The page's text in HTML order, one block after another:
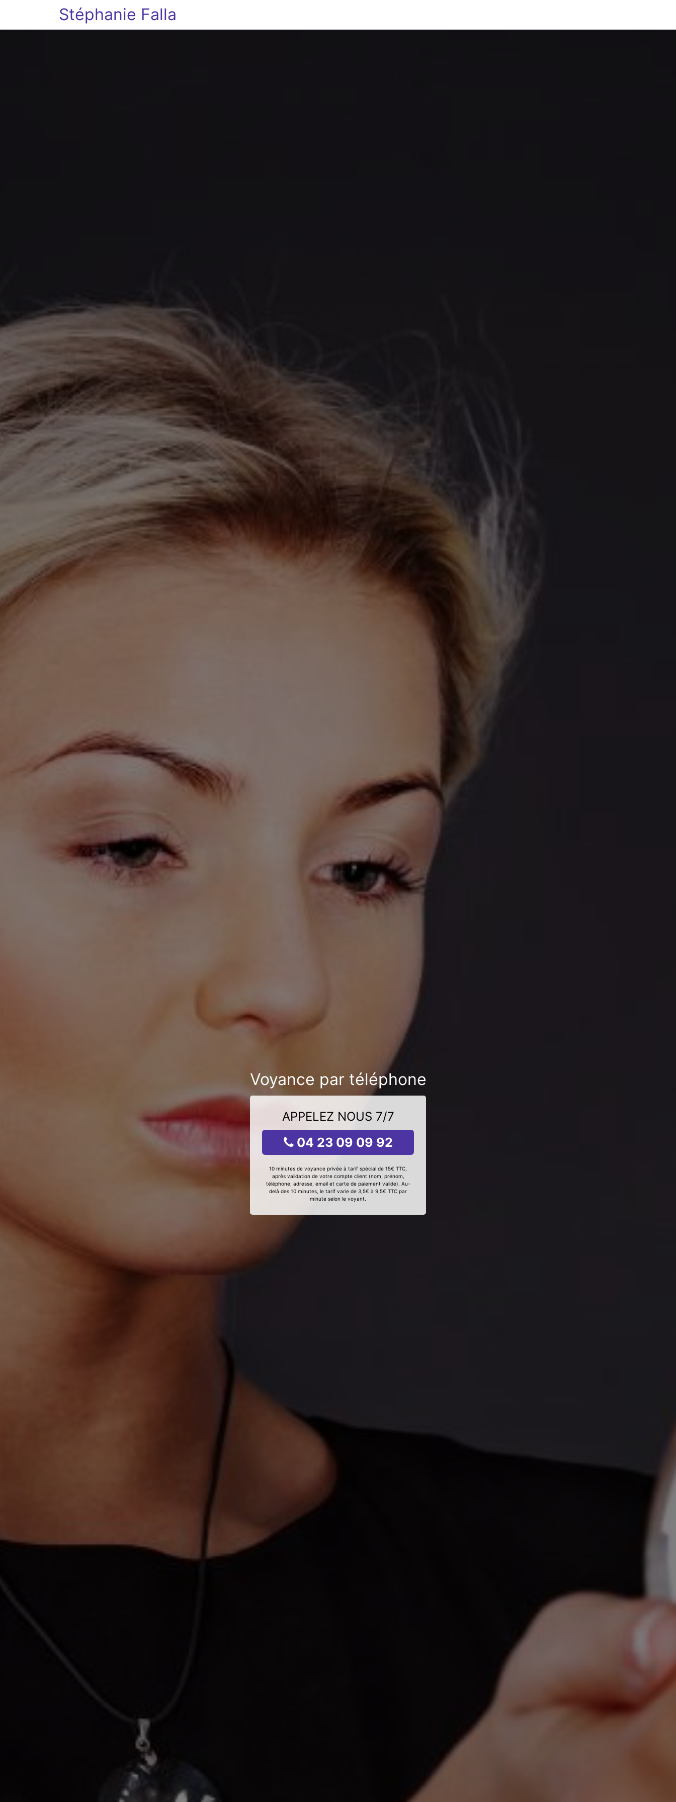
Stéphanie Falla
Voyance par téléphone
APPELEZ NOUS 7/7
04 23 09 09 92
10 minutes de voyance privée à tarif spécial de 15€ TTC,
après validation de votre compte client (nom, prénom,
téléphone, adresse, email et carte de paiement valide). Au-
delà des 10 minutes, le tarif varie de 3,5€ à 9,5€ TTC par
minute selon le voyant.